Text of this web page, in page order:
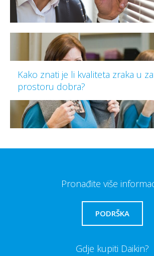
Kako znati je li kvaliteta zraka u
prostoru dobra?
Pronađite više
PODRŠKA
Gdje kupiti Daikin?